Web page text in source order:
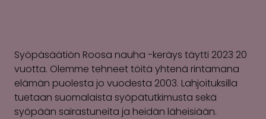
Syöpäsäätiön Roosa nauha -keräys täytti 2023 20
vuotta. Olemme tehneet töitä yhtenä rintamana
elämän puolesta jo vuodesta 2003. Lahjoituksilla
tuetaan suomalaista syöpätutkimusta sekä
syöpään sairastuneita ja heidän läheisiään.